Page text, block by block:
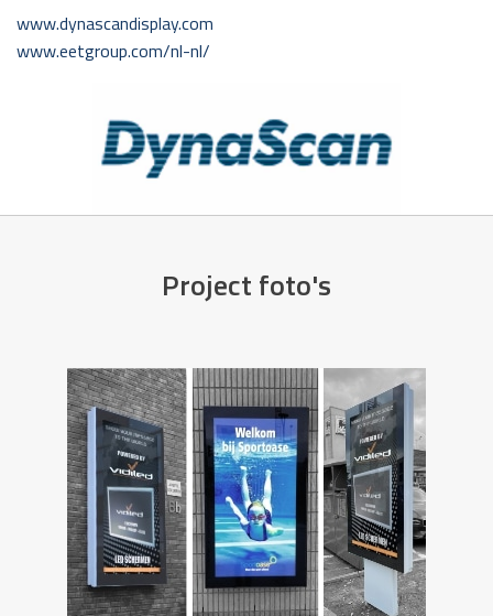
www.dynascandisplay.com
www.eetgroup.com/nl-nl/
Project foto's